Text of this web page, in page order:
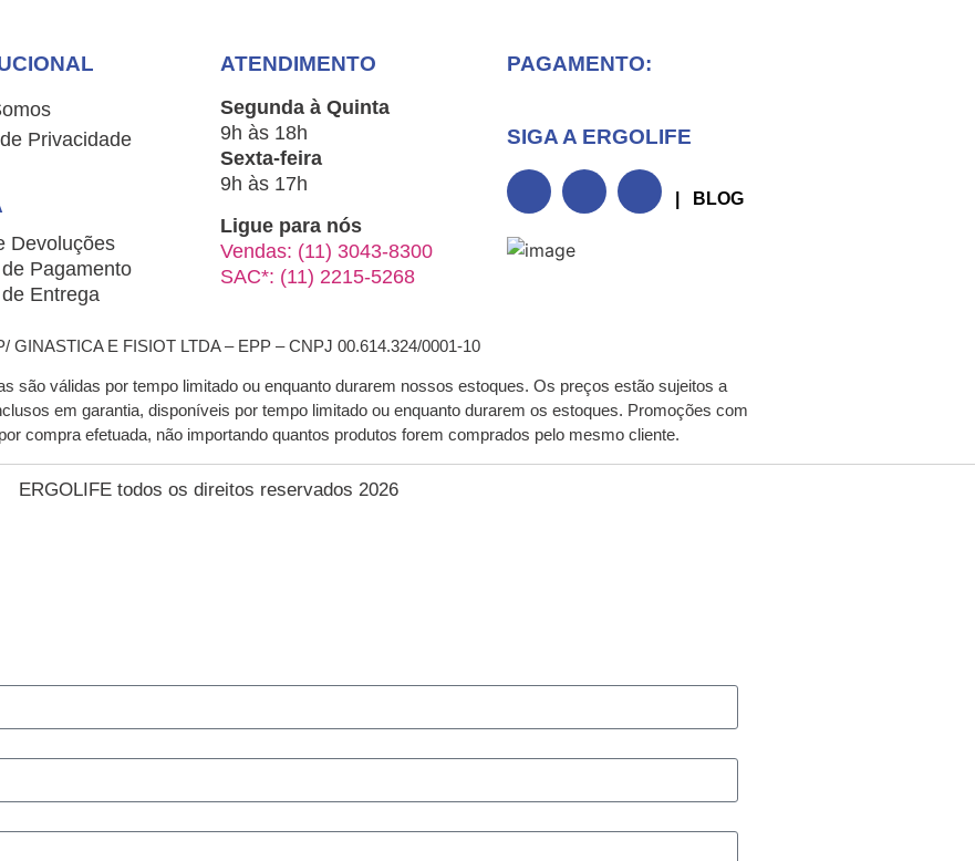
Privacidade
Devoluções
Pagamento
Entrega
ATENDIMENTO
Segunda à Quinta
9h às 18h
Sexta-feira
9h às 17h
Ligue para nós
Vendas: (11) 3043-8300
SAC*: (11) 2215-5268
PAGAMENTO:
SIGA A ERGOLIFE
| BLOG
GINASTICA E FISIOT LTDA – EPP – CNPJ 00.614.324/0001-10
são válidas por tempo limitado ou enquanto durarem nossos estoques. Os preços estão sujeitos a
em garantia, disponíveis por tempo limitado ou enquanto durarem os estoques. Promoções com
compra efetuada, não importando quantos produtos forem comprados pelo mesmo cliente.
ERGOLIFE todos os direitos reservados 2026